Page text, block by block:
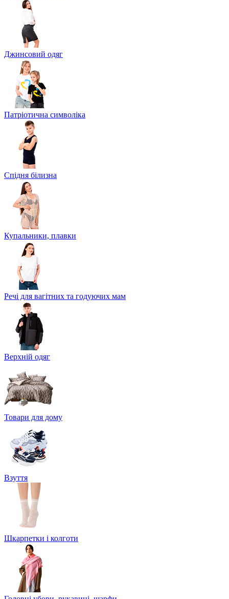
Джинсовий одяг
Патріотична символіка
Спідня білизна
Купальники, плавки
Речі для вагітних та годуючих мам
Верхній одяг
Товари для дому
Взуття
Шкарпетки і колготи